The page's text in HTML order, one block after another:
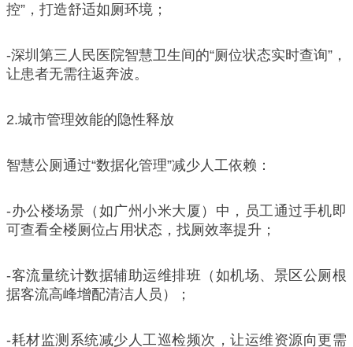
控”，打造舒适如厕环境；
-深圳第三人民医院智慧卫生间的“厕位状态实时查询”，
让患者无需往返奔波。
2.城市管理效能的隐性释放
智慧公厕通过“数据化管理”减少人工依赖：
-办公楼场景（如广州小米大厦）中，员工通过手机即
可查看全楼厕位占用状态，找厕效率提升；
-客流量统计数据辅助运维排班（如机场、景区公厕根
据客流高峰增配清洁人员）；
-耗材监测系统减少人工巡检频次，让运维资源向更需